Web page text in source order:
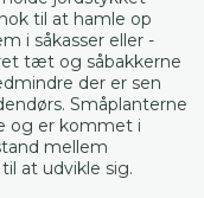
til at hamle op
i såkasser eller -
tæt og såbakkerne
der er sen
Småplanterne
og er kommet i
mellem
at udvikle sig.